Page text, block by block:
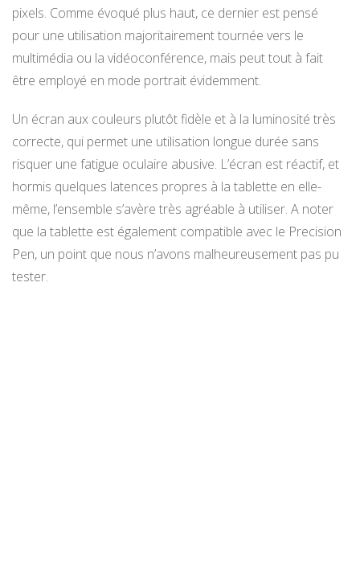
pixels. Comme évoqué plus haut, ce dernier est pensé
pour une utilisation majoritairement tournée vers le
multimédia ou la vidéoconférence, mais peut tout à fait
être employé en mode portrait évidemment.
Un écran aux couleurs plutôt fidèle et à la luminosité très
correcte, qui permet une utilisation longue durée sans
risquer une fatigue oculaire abusive. L’écran est réactif, et
hormis quelques latences propres à la tablette en elle-
même, l’ensemble s’avère très agréable à utiliser. A noter
que la tablette est également compatible avec le Precision
Pen, un point que nous n’avons malheureusement pas pu
tester.